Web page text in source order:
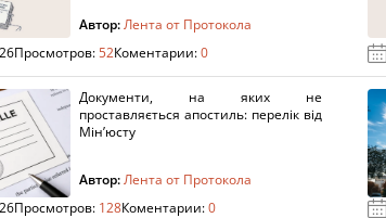
Автор:Лента от Протокола
Просмотров:52Коментарии:0
Документи, на яких не
проставляється апостиль: перелік від
Мін’юсту
Автор:Лента от Протокола
Просмотров: 128Коментарии:0